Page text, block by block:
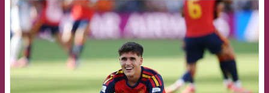
FCB Barcelona badge